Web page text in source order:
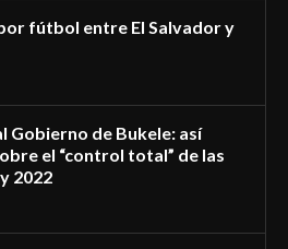
fútbol entre El Salvador y
Gobierno de Bukele: así
el “control total” de las
2022